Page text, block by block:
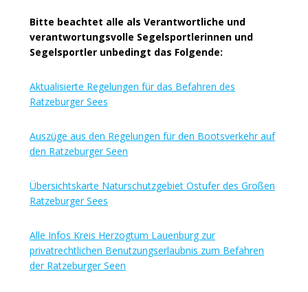
Bitte beachtet alle als Verantwortliche und
verantwortungsvolle Segelsportlerinnen und
Segelsportler unbedingt das Folgende:
Aktualisierte Regelungen für das Befahren des
Ratzeburger Sees
Auszüge aus den Regelungen für den Bootsverkehr auf
den Ratzeburger Seen
Übersichtskarte Naturschutzgebiet Ostufer des Großen
Ratzeburger Sees
Alle Infos Kreis Herzogtum Lauenburg zur
privatrechtlichen Benutzungserlaubnis zum Befahren
der Ratzeburger Seen